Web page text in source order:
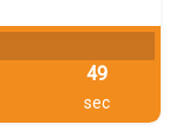
48
sec